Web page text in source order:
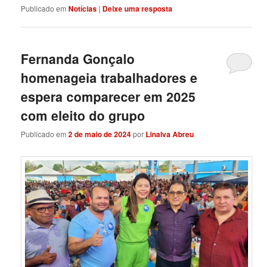
Publicado em Notícias | Deixe uma resposta
Fernanda Gonçalo
homenageia trabalhadores e
espera comparecer em 2025
com eleito do grupo
Publicado em2 de maio de 2024por Linalva Abreu